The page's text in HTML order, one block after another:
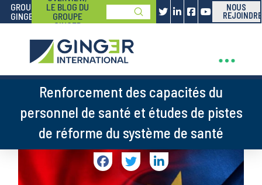
GROUPE
GINGER
LE BLOG DU
GROUPE
GINGER
Search
Submit
NOUS
REJOINDRE
Renforcement des capacités du
personnel de santé et études de pistes
de réforme du système de santé